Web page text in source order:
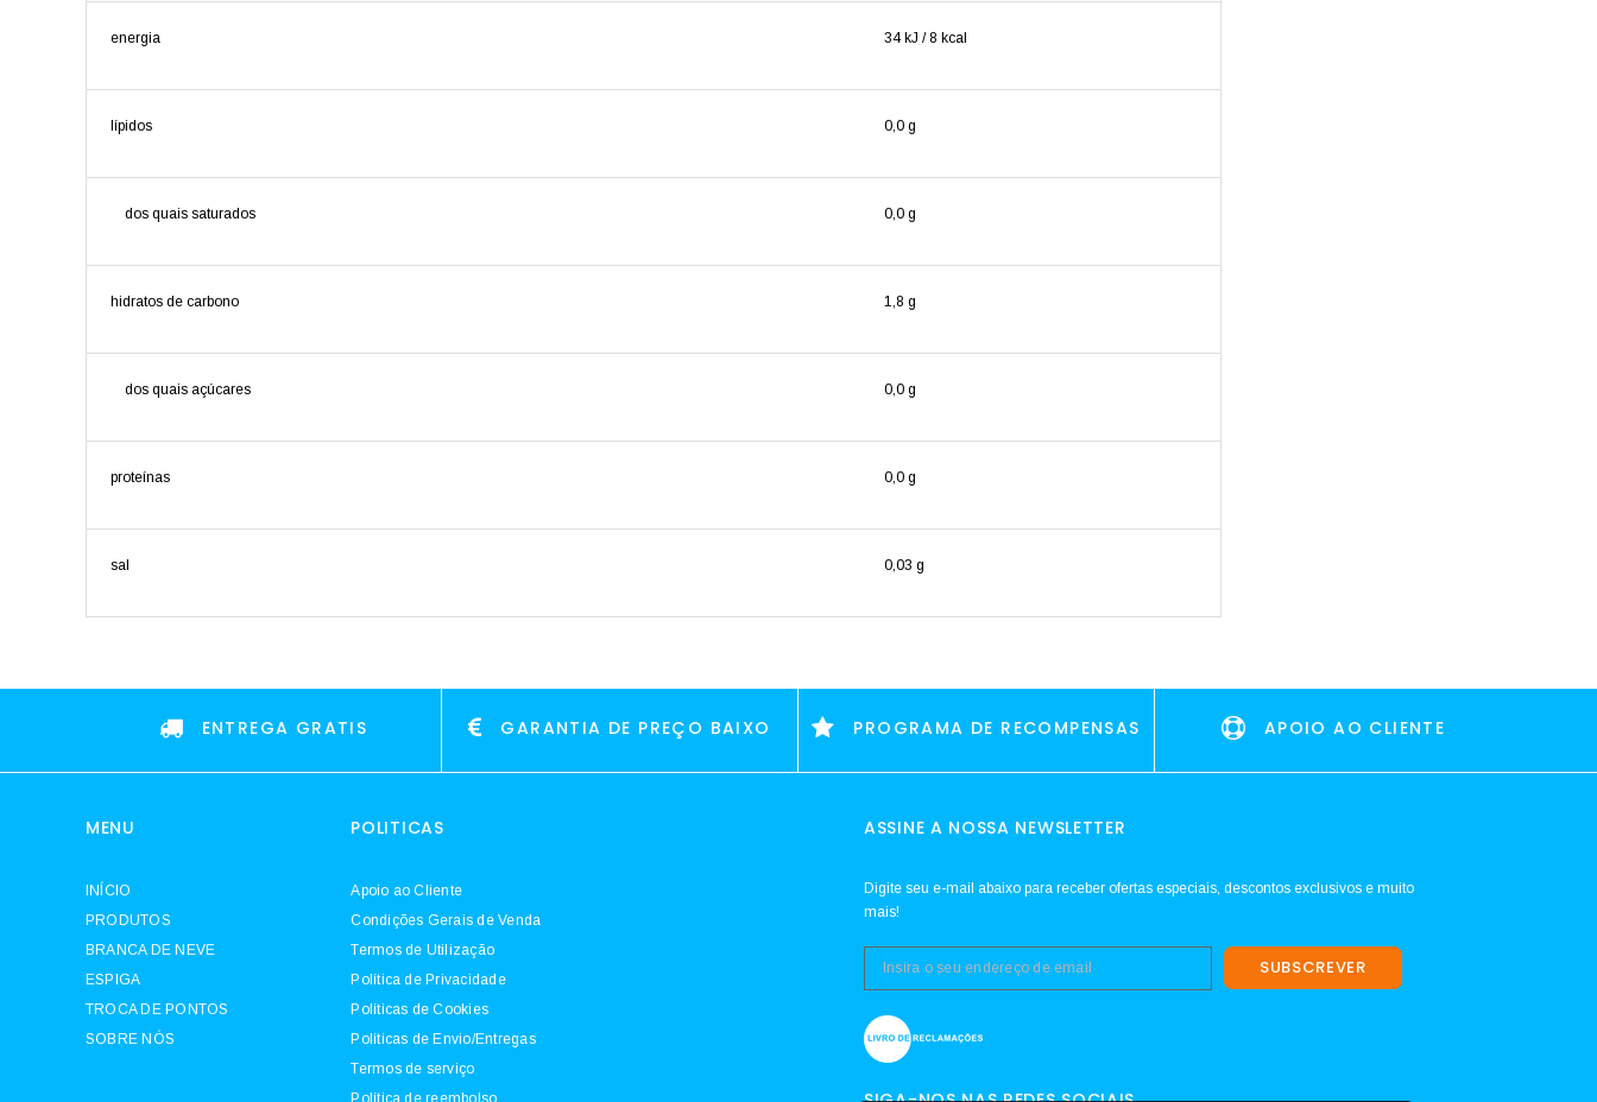
energia 34 kJ / 8 kcal
lípidos 0,0 g
dos quais saturados 0,0 g
hidratos de carbono 1,8 g
dos quais açúcares 0,0 g
proteínas 0,0 g
sal 0,03 g
ENTREGA GRATIS GARANTIA DE PREÇO BAIXO PROGRAMA DE RECOMPENSAS APOIO AO CLIENTE
MENU
INÍCIO
PRODUTOS
BRANCA DE NEVE
ESPIGA
TROCA DE PONTOS
SOBRE NÓS
POLITICAS
Apoio ao Cliente
Condições Gerais de Venda
Termos de Utilização
Política de Privacidade
Políticas de Cookies
Políticas de Envio/Entregas
Termos de serviço
Política de reembolso
ASSINE A NOSSA NEWSLETTER
Digite seu e-mail abaixo para receber ofertas especiais, descontos exclusivos e muito
mais!
SUBSCREVER